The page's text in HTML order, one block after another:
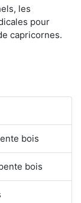
les
pour
capricornes.
bois
bois